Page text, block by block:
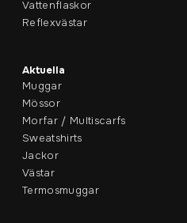
Vattenflaskor
Reflexvästar
Aktuella
Muggar
Mössor
Morfar / Multiscarfs
Sweatshirts
Jackor
Västar
Termosmuggar